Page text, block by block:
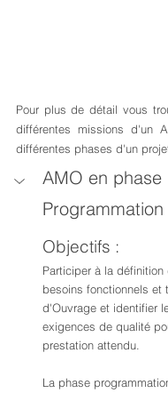
Pour plus de détail vous
différentes missions d'un
différentes phases d'un
AMO en phase
Programmation
Objectifs :
Participer à la
besoins fonctionnels et
d'Ouvrage et identifier
exigences de qualité
prestation attendu.
La phase